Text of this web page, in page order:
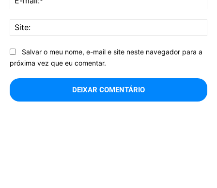
Salvar o meu nome, e-mail e site neste navegador para a
próxima vez que eu comentar.